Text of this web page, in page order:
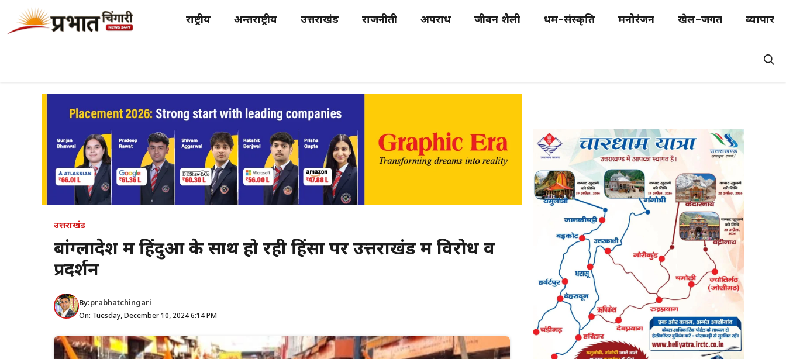
राष्ट्रीय अन्तर्राष्ट्रीय उत्तराखंड राजनीती अपराध जीवन शैली धर्म–संस्कृति मनोरंजन खेल–जगत व्यापार
उत्तराखंड
बांग्लादेश में हिंदुओं के साथ हो रही हिंसा पर उत्तराखंड में विरोध व
प्रदर्शन
By:prabhatchingari
On: Tuesday, December 10, 2024 6:14 PM